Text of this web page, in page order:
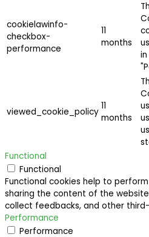
cookielawinfo-
checkbox-
performance
11
months
viewed_cookie_policy
11
months
Functional
Functional
Functional cookies help to
sharing the content of the
collect feedbacks, and other
Performance
Performance